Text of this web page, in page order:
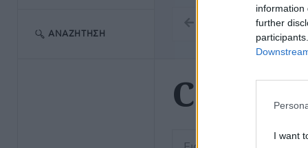
information
further
I want
ΑΝΑΖΉΤΗΣΗ
Cosey
Εισάγετε μέρος του